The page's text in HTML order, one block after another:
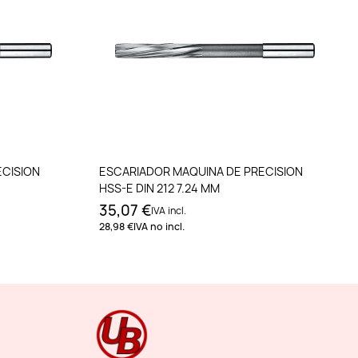
Añadir al carrito
ESCARIADOR MAQUINA DE PRECISION
HSS-E DIN 212 7.24 MM
35,07 €IVA incl.
28,98 €IVA no incl.